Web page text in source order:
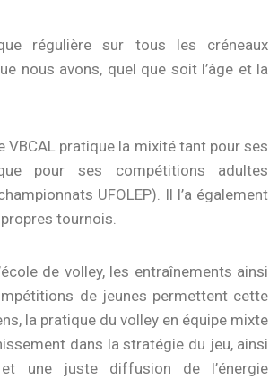
régulière sur tous les créneaux
nous avons, quel que soit l’âge et la
VBCAL pratique la mixité tant pour ses
pour ses compétitions adultes
UFOLEP). Il l’a également
tournois.
de volley, les entraînements ainsi
de jeunes permettent cette
la pratique du volley en équipe mixte
dans la stratégie du jeu, ainsi
et une juste diffusion de l’énergie